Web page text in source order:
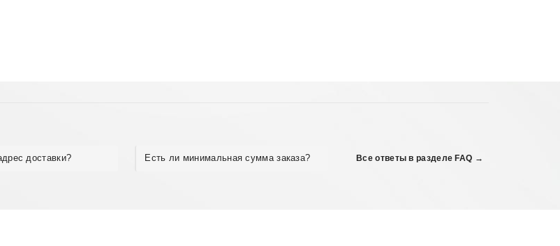
доставки? Есть ли минимальная сумма заказа? Все ответы в разделе FAQ →